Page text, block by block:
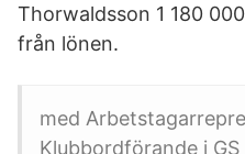
Thorwaldsson 1 180
från lönen.
med
Klubbordförande i